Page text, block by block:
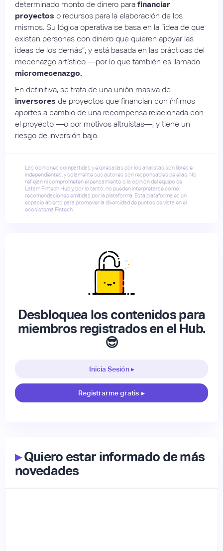
determinado monto de dinero para financiar
proyectos o recursos para la elaboración de los
mismos. Su lógica operativa se basa en la “idea de que
existen personas con dinero que quieren apoyar las
ideas de los demás”; y está basada en las prácticas del
mecenazgo artístico —por lo que también es llamado
micromecenazgo.
En definitiva, se trata de una unión masiva de
inversores de proyectos que financian con ínfimos
aportes a cambio de una recompensa relacionada con
el proyecto —o por motivos altruistas—; y tiene un
riesgo de inversión bajo.
Las opiniones compartidas y expresadas por los analistas son libres e
independientes, y solamente sus autores son responsables de ellas. No
reflejan ni comprometen el pensamiento o la opinión del equipo de
Latam Fintech Hub y, por lo tanto, no pueden interpretarse como
recomendaciones emitidas por la plataforma. Esta plataforma es un
espacio abierto para promover la diversidad de puntos de vista en el
ecosistema Fintech.
Desbloquea los contenidos para
miembros registrados en el Hub.
😎
Inicia Sesión ▸
Registrarme gratis ▸
▸Quiero estar informado de más
novedades